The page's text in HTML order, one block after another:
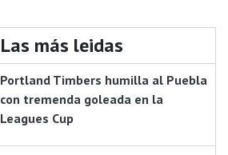
Las más leidas
Portland Timbers humilla al Puebla
con tremenda goleada en la
Leagues Cup